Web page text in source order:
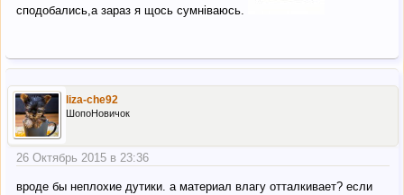
сподобались,а зараз я щось сумніваюсь.
liza-che92
ШопоНовичок
26 Октябрь 2015 в 23:36
вроде бы неплохие дутики. а материал влагу отталкивает? если